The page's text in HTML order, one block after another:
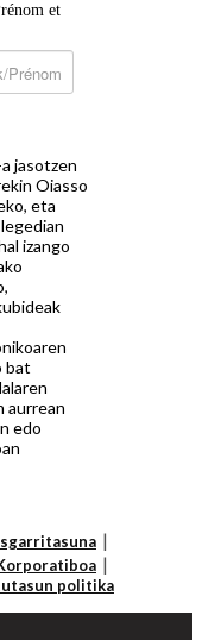
et
jasotzen
Oiasso
eta
izango
bat
aurrean
edo
politika